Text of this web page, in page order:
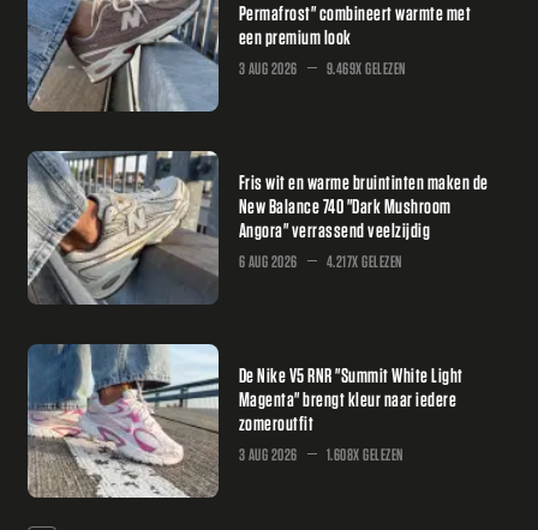
Permafrost" combineert warmte met
een premium look
3 AUG 2026 9.469X GELEZEN
Fris wit en warme bruintinten maken de
New Balance 740 "Dark Mushroom
Angora" verrassend veelzijdig
6 AUG 2026 4.217X GELEZEN
De Nike V5 RNR "Summit White Light
Magenta" brengt kleur naar iedere
zomeroutfit
3 AUG 2026 1.608X GELEZEN